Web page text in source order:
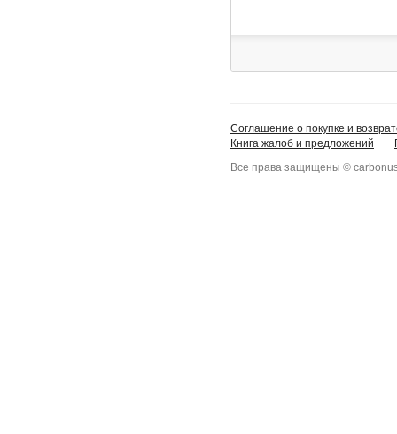
Соглашение о покупке и
Книга жалоб и предложений
Все права защищены ©